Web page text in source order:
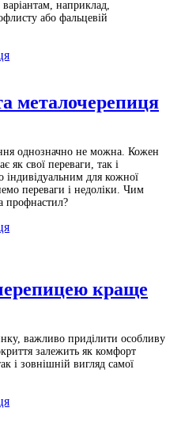
наприклад,
або фальцевій
металочерепиця
однозначно не можна. Кожен
як свої переваги, так і
індивідуальним для кожної
переваги і недоліки. Чим
профнастил?
краще
важливо приділити особливу
залежить як комфорт
і зовнішній вигляд самої